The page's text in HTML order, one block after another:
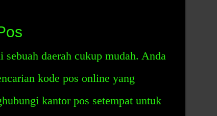
daerah cukup mudah. Anda
kode pos online yang
kantor pos setempat untuk